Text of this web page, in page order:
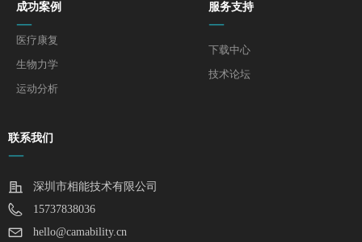
成功案例
—
医疗康复
生物力学
运动分析
服务支持
—
下载中心
技术论坛
联系我们
—
深圳市相能技术有限公司
15737838036
hello@camability.cn